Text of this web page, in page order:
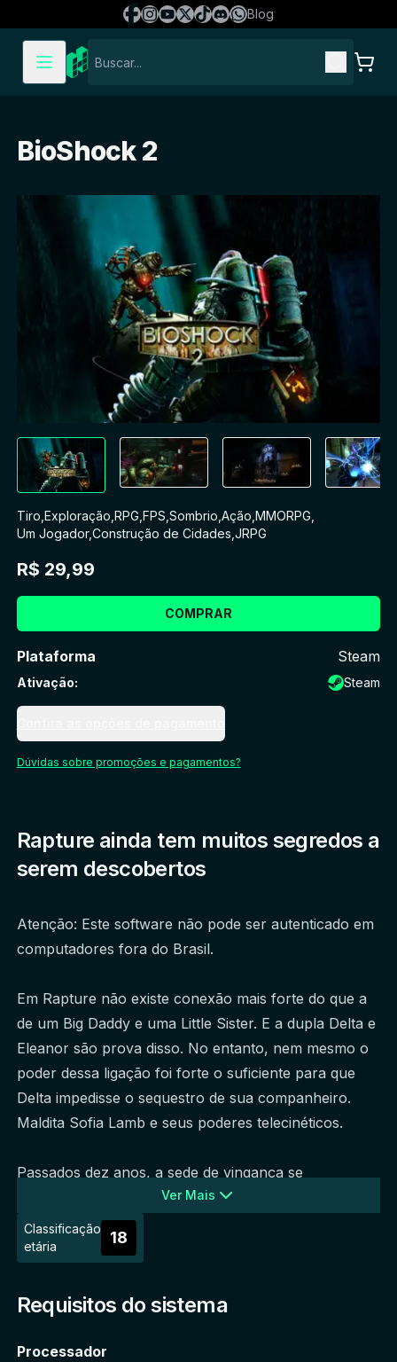
Blog
BioShock 2
Tiro Exploração RPG FPS Sombrio Ação MMORPG
Um Jogador,Construção de Cidades JRPG
R$ 29,99
COMPRAR
Plataforma Steam
Ativação: Steam
Dúvidas sobre promoções e pagamentos?
Rapture ainda tem muitos segredos a
serem descobertos
Atenção: Este software não pode ser autenticado em
computadores fora do Brasil.
Em Rapture não existe conexão mais forte do que a
de um Big Daddy e uma Little Sister. E a dupla Delta e
Eleanor são prova disso. No entanto, nem mesmo o
poder dessa ligação foi forte o suficiente para que
Delta impedisse o sequestro de sua companheiro.
Maldita Sofia Lamb e seus poderes telecinéticos.
Passados dez anos, a sede de vingança se
intensificou em seu coração. Com a ajuda de outras
Little Sister, Delta irá correr contra o tempo para
caçar Sofia e impedir os planos malignos que ela
Junte-se a Delta nessa aventura submarina e
encontre ainda mais mistérios na cidade de Rapture.
Ver Mais
Classificação
etária
18
Requisitos do sistema
Processador